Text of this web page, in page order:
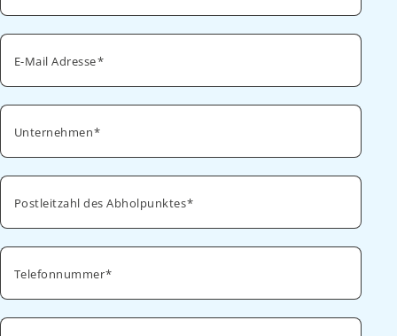
E-Mail Adresse
Unternehmen
Postleitzahl des Abholpunktes
Telefonnummer